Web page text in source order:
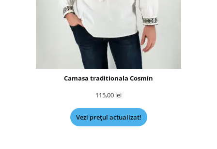
Camasa traditionala Cosmin
115,00 lei
Vezi prețul actualizat!